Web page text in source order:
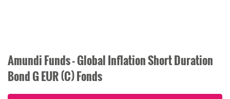
Amundi Funds - Global Inflation Short Duration
Bond G EUR (C) Fonds